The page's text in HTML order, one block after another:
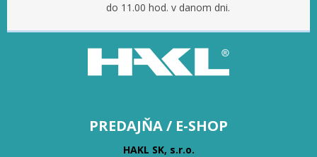
do 11.00 hod. v danom dni.
PREDAJŇA / E-SHOP
HAKL SK, s.r.o.